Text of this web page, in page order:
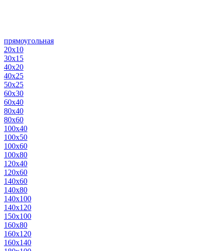
прямоугольная
20х10
30х15
40х20
40х25
50х25
60х30
60х40
80х40
80х60
100х40
100х50
100х60
100х80
120х40
120х60
140х60
140х80
140х100
140х120
150х100
160х80
160х120
160х140